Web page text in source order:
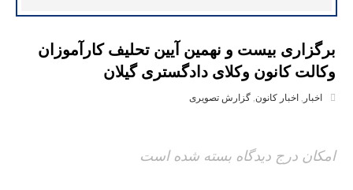
برگزاری بیست و نهمین آیین تحلیف کارآموزان
وکالت کانون وکلای دادگستری گیلان
اخبار , اخبار کانون,گزارش تصویری
امکان درج دیدگاه بسته شده است